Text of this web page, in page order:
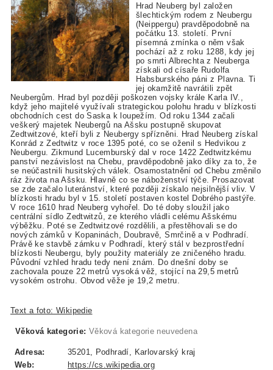
Hrad Neuberg byl založen
šlechtickým rodem z Neubergu
(Neippergu) pravděpodobně na
počátku 13. století. První
písemná zmínka o něm však
pochází až z roku 1288, kdy jej
po smrti Albrechta z Neuberga
získali od císaře Rudolfa
Habsburského páni z Plavna. Ti
jej okamžitě navrátili zpět
Neubergům. Hrad byl později poškozen vojsky krále Karla IV.,
když jeho majitelé využívali strategickou polohu hradu v blízkosti
obchodních cest do Saska k loupežím. Od roku 1344 začali
veškerý majetek Neubergů na Ašsku postupně skupovat
Zedtwitzové, kteří byli z Neubergy spřízněni. Hrad Neuberg získal
Konrád z Zedtwitz v roce 1395 poté, co se oženil s Hedvikou z
Neubergu. Zikmund Lucemburský dal v roce 1422 Zedtwitzkému
panství nezávislost na Chebu, pravděpodobně jako díky za to, že
se neúčastnili husitských válek. Osamostatnění od Chebu změnilo
ráz života na Ašsku. Hlavně co se náboženství týče. Prosazovat
se zde začalo luteránství, které později získalo nejsilnější vliv. V
blízkosti hradu byl v 15. století postaven kostel Dobrého pastýře.
V roce 1610 hrad Neuberg vyhořel. Do té doby sloužil jako
centrální sídlo Zedtwitzů, ze kterého vládli celému Ašskému
výběžku. Poté se Zedtwitzové rozdělili, a přestěhovali se do
nových zámků v Kopaninách, Doubravě, Smrčině a v Podhradí.
Právě ke stavbě zámku v Podhradí, který stál v bezprostřední
blízkosti Neubergu, byly použity materiály ze zničeného hradu.
Původní vzhled hradu tedy není znám. Do dnešní doby se
zachovala pouze 22 metrů vysoká věž, stojící na 29,5 metrů
vysokém ostrohu. Obvod věže je 19,2 metru.
Text a foto: Wikipedie
Věková kategorie: Věková kategorie neuvedena
Adresa:
35201, Podhradí, Karlovarský kraj
Web:
https://cs.wikipedia.org